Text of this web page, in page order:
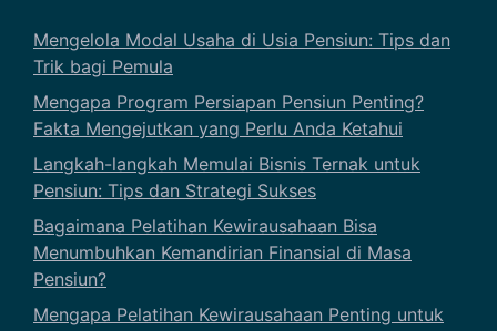
Mengelola Modal Usaha di Usia Pensiun: Tips dan
Trik bagi Pemula
Mengapa Program Persiapan Pensiun Penting?
Fakta Mengejutkan yang Perlu Anda Ketahui
Langkah-langkah Memulai Bisnis Ternak untuk
Pensiun: Tips dan Strategi Sukses
Bagaimana Pelatihan Kewirausahaan Bisa
Menumbuhkan Kemandirian Finansial di Masa
Pensiun?
Mengapa Pelatihan Kewirausahaan Penting untuk